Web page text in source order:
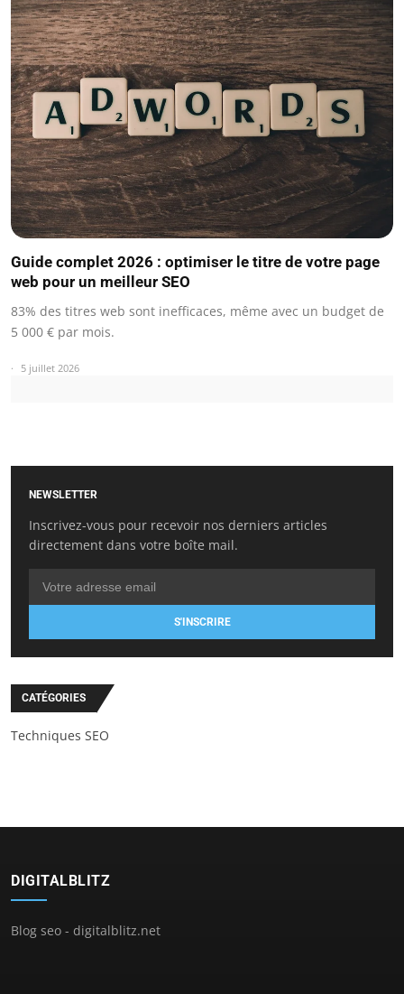
Guide complet 2026 : optimiser le titre de votre page
web pour un meilleur SEO
83% des titres web sont inefficaces, même avec un budget de
5 000 € par mois.
5 juillet 2026
NEWSLETTER
Inscrivez-vous pour recevoir nos derniers articles
directement dans votre boîte mail.
S'INSCRIRE
CATÉGORIES
Techniques SEO
DIGITALBLITZ
Blog seo - digitalblitz.net